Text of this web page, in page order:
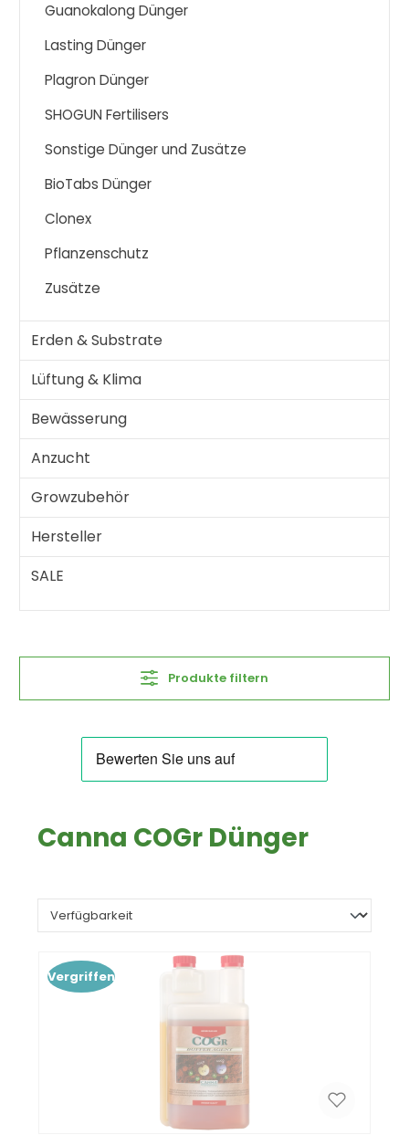
Guanokalong Dünger
Lasting Dünger
Plagron Dünger
SHOGUN Fertilisers
Sonstige Dünger und Zusätze
BioTabs Dünger
Clonex
Pflanzenschutz
Zusätze
Erden & Substrate
Lüftung & Klima
Bewässerung
Anzucht
Growzubehör
Hersteller
SALE
Produkte filtern
Canna COGr Dünger
Vergriffen